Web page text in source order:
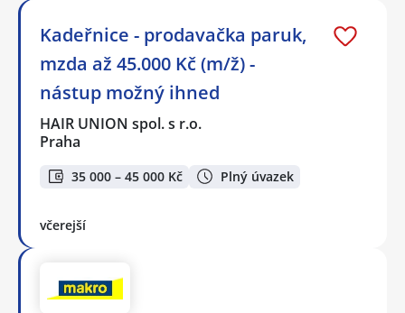
Kadeřnice - prodavačka paruk,
mzda až 45.000 Kč (m/ž) -
nástup možný ihned
HAIR UNION spol. s r.o.
Praha
35 000 – 45 000 Kč Plný úvazek
včerejší